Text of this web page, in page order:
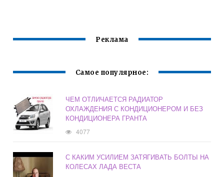
Реклама
Самое популярное:
ЧЕМ ОТЛИЧАЕТСЯ РАДИАТОР
ОХЛАЖДЕНИЯ С КОНДИЦИОНЕРОМ И БЕЗ
КОНДИЦИОНЕРА ГРАНТА
4077
С КАКИМ УСИЛИЕМ ЗАТЯГИВАТЬ БОЛТЫ НА
КОЛЕСАХ ЛАДА ВЕСТА